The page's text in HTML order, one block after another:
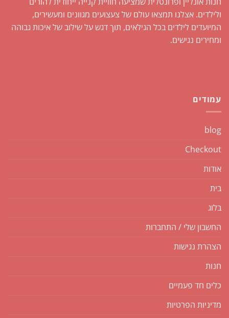
ולילדים. אצלנו תמצאו עולם של צעצועים מגוונים ומעשירים,
המיועדים לילדים בכל הגילאים, תוך דגש על שילוב של איכות גבוהה
ומחירים נגישים.
עמודים
blog
Checkout
אודות
בית
בלוג
החשבון שלי / התחברות
הצהרת נגישות
חנות
כלים חד פעמיים
מדיניות הפרטיות